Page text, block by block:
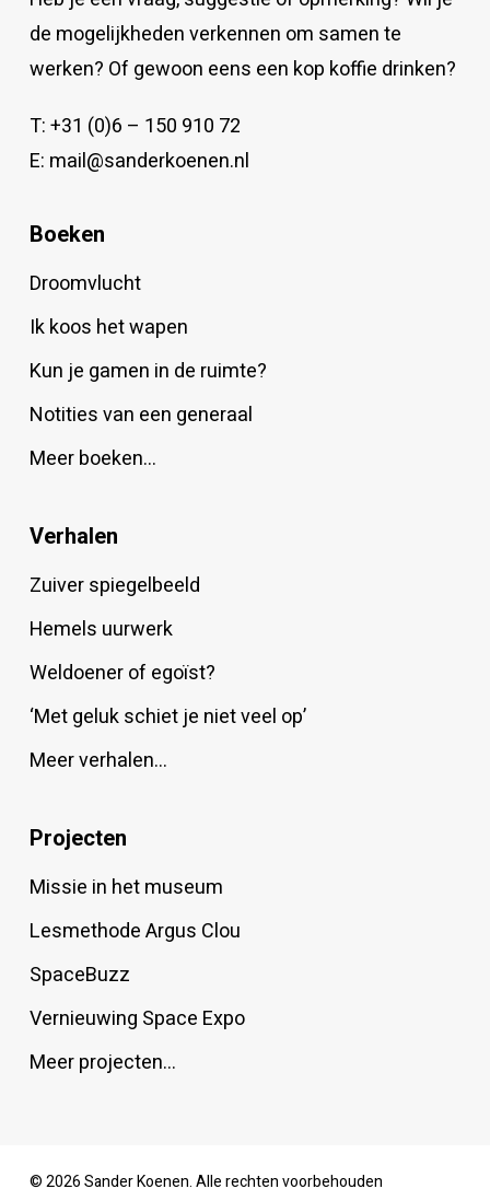
de mogelijkheden verkennen om samen te
werken? Of gewoon eens een kop koffie drinken?
T:+31 (0)6 – 150 910 72
E: mail@sanderkoenen.nl
Boeken
Droomvlucht
Ik koos het wapen
Kun je gamen in de ruimte?
Notities van een generaal
Meer boeken…
Verhalen
Zuiver spiegelbeeld
Hemels uurwerk
Weldoener of egoïst?
‘Met geluk schiet je niet veel op’
Meer verhalen…
Projecten
Missie in het museum
Lesmethode Argus Clou
SpaceBuzz
Vernieuwing Space Expo
Meer projecten…
© 2026 Sander Koenen. Alle rechten voorbehouden